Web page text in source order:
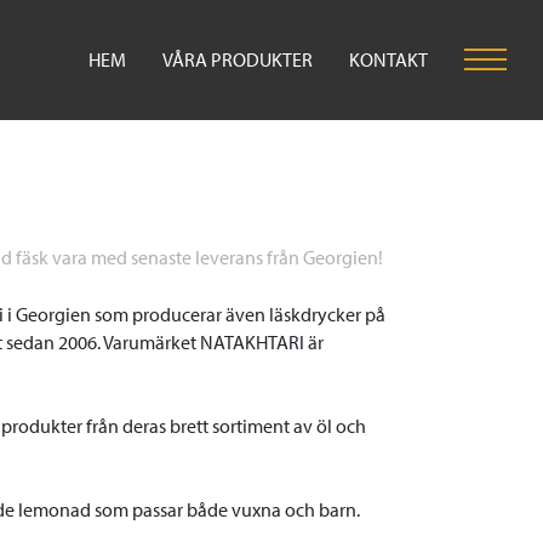
HEM VÅRA PRODUKTER KONTAKT
fäsk vara med senaste leverans från Georgien!
Georgien som producerar även läskdrycker på
2006. Varumärket NATAKHTARI är
från deras brett sortiment av öl och
lemonad som passar både vuxna och barn.